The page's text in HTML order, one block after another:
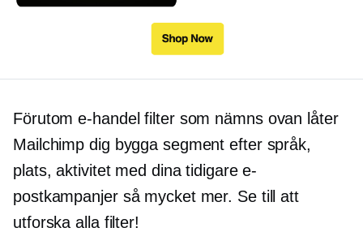
Förutome-handelfilter som nämns ovan låter
Mailchimp dig bygga segment efter språk,
plats, aktivitet med dina tidigare e-
postkampanjer så mycket mer. Se till att
utforska alla filter!